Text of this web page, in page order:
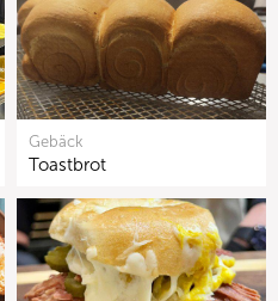
Gebäck
Toastbrot